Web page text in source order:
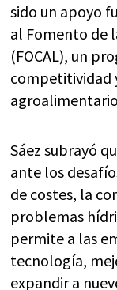
sido un apoyo
al Fomento de
(FOCAL), un
competitividad
Sáez subrayó
ante los
de costes, la
problemas
permite a las
tecnología,
expandir a